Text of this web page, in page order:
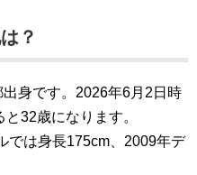
？
身です。2026年6月2日時
32歳になります。
では身長175cm、2009年デ